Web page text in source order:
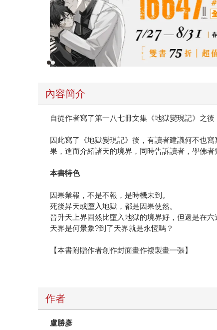
內容簡介
自從作者寫了第一八七冊文集《地獄變現記》之
因此寫了《地獄變現記》後，有讀者建議何不也
果，進而介紹諸天的境界，同時告訴讀者，學佛
本書特色
因果業報，不是不報，是時機未到。
死後昇天或墮入地獄，都是因果使然。
晉升天上界固然比墮入地獄的境界好，但還是在六
天界是何景象?到了天界就是永恆嗎？
【本書附贈作者創作封面畫作複製畫一張】
作者
盧勝彥